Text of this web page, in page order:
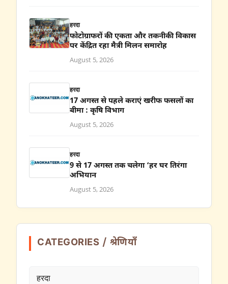
हरदा
फोटोग्राफरों की एकता और तकनीकी विकास
पर केंद्रित रहा मैत्री मिलन समारोह
August 5, 2026
हरदा
17 अगस्त से पहले कराएं खरीफ फसलों का
बीमा : कृषि विभाग
August 5, 2026
हरदा
9 से 17 अगस्त तक चलेगा ‘हर घर तिरंगा
अभियान
August 5, 2026
CATEGORIES / श्रेणियाँ
हरदा